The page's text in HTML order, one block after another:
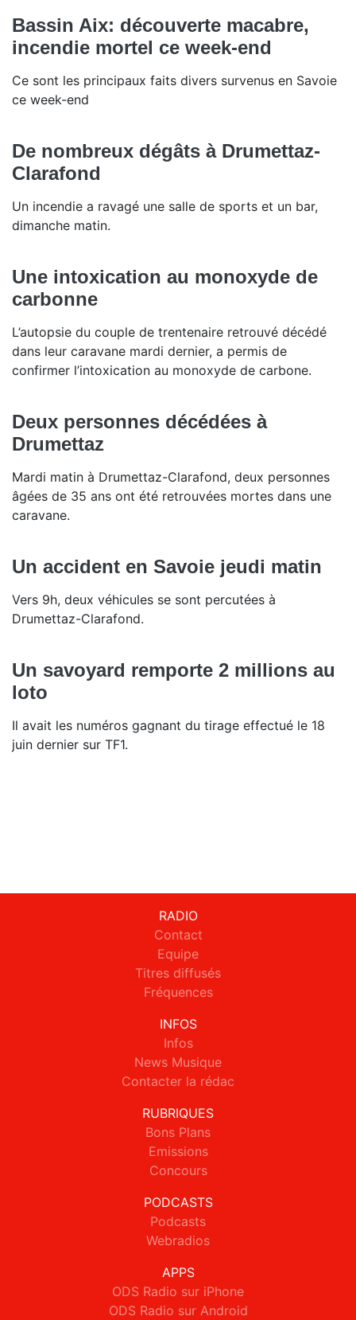
Bassin Aix: découverte macabre,
incendie mortel ce week-end
Ce sont les principaux faits divers survenus en Savoie
ce week-end
De nombreux dégâts à Drumettaz-
Clarafond
Un incendie a ravagé une salle de sports et un bar,
dimanche matin.
Une intoxication au monoxyde de
carbonne
L’autopsie du couple de trentenaire retrouvé décédé
dans leur caravane mardi dernier, a permis de
confirmer l’intoxication au monoxyde de carbone.
Deux personnes décédées à
Drumettaz
Mardi matin à Drumettaz-Clarafond, deux personnes
âgées de 35 ans ont été retrouvées mortes dans une
caravane.
Un accident en Savoie jeudi matin
Vers 9h, deux véhicules se sont percutées à
Drumettaz-Clarafond.
Un savoyard remporte 2 millions au
loto
Il avait les numéros gagnant du tirage effectué le 18
juin dernier sur TF1.
RADIO
Contact
Equipe
Titres diffusés
Fréquences
INFOS
Infos
News Musique
Contacter la rédac
RUBRIQUES
Bons Plans
Emissions
Concours
PODCASTS
Podcasts
Webradios
APPS
ODS Radio sur iPhone
ODS Radio sur Android